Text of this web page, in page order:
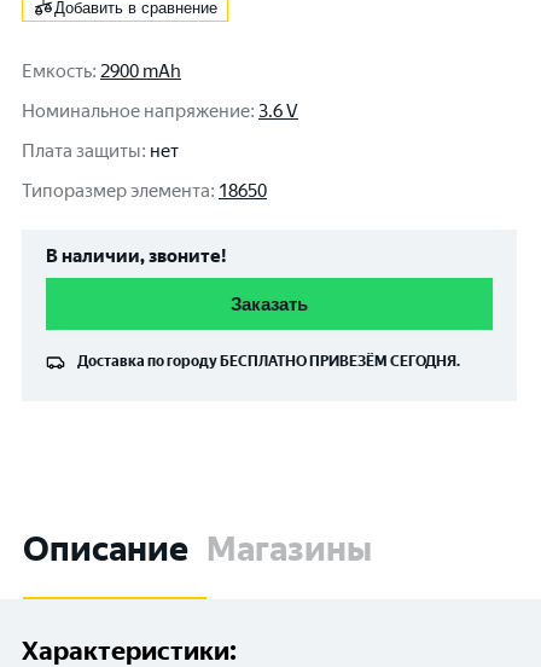
Добавить в сравнение
Емкость: 2900 mAh
Номинальное напряжение: 3.6 V
Плата защиты: нет
Типоразмер элемента: 18650
В наличии, звоните!
Заказать
Доставка по городу БЕСПЛАТНО ПРИВЕЗЁМ СЕГОДНЯ.
Описание Магазины
Характеристики: